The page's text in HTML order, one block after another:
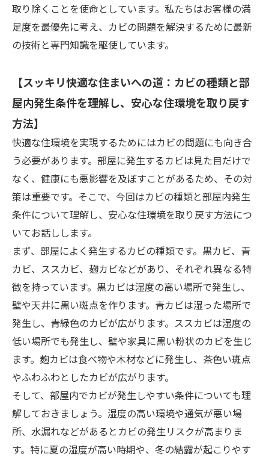
取り除くことを使命としています。私たちはお客様の満
足度を最優先に考え、カビの問題を解決するために最新
の技術と専門知識を駆使しています。
【スッキリ快適な住まいへの道：カビの種類と部
屋内発生条件を理解し、安心な住環境を取り戻す
方法】
快適な住環境を実現するためにはカビの問題にも向き合
う必要があります。部屋に発生するカビは見た目だけで
なく、健康にも悪影響を及ぼすことがあるため、その対
策は重要です。そこで、今回はカビの種類と部屋内発生
条件について理解し、安心な住環境を取り戻す方法につ
いてお話しします。
まず、部屋によく発生するカビの種類です。黒カビ、青
カビ、ススカビ、麹カビなどがあり、それぞれ異なる特
徴を持っています。黒カビは湿度の高い場所で発生し、
壁や天井に黒い斑点を作ります。青カビは湿った場所で
発生し、青緑色のカビが広がります。ススカビは湿度の
低い場所でも発生し、壁や家具に黒い粉状のカビを生じ
ます。麹カビは食べ物や木材などに発生し、茶色い斑点
やふわふわとしたカビが広がります。
そして、部屋内でカビが発生しやすい条件についても理
解しておきましょう。湿度の高い環境や通気が悪い場
所、水漏れなどがあるとカビの発生リスクが高まりま
す。特に夏の湿度が高い時期や、冬の結露が起こりやす